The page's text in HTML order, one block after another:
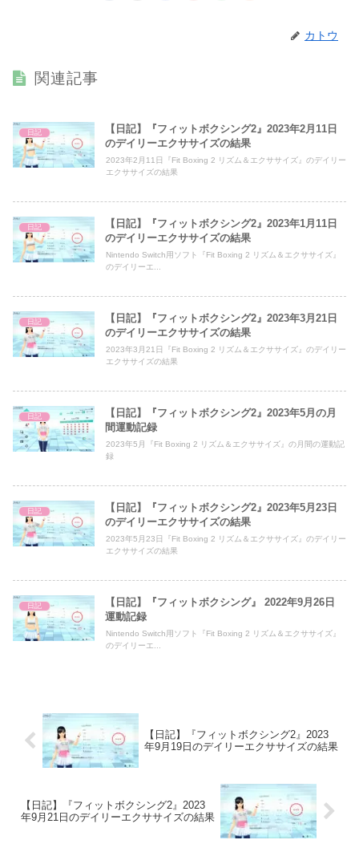
カトウ
関連記事
日記
【日記】『フィットボクシング2』2023年2月11日
のデイリーエクササイズの結果
2023年2月11日『Fit Boxing 2 リズム＆エクササイズ』のデイリー
エクササイズの結果
日記
【日記】『フィットボクシング2』2023年1月11日
のデイリーエクササイズの結果
Nintendo Switch用ソフト『Fit Boxing 2 リズム＆エクササイズ』
のデイリーエ...
日記
【日記】『フィットボクシング2』2023年3月21日
のデイリーエクササイズの結果
2023年3月21日『Fit Boxing 2 リズム＆エクササイズ』のデイリー
エクササイズの結果
日記
【日記】『フィットボクシング2』2023年5月の月
間運動記録
2023年5月『Fit Boxing 2 リズム＆エクササイズ』の月間の運動記
録
日記
【日記】『フィットボクシング2』2023年5月23日
のデイリーエクササイズの結果
2023年5月23日『Fit Boxing 2 リズム＆エクササイズ』のデイリー
エクササイズの結果
日記
【日記】『フィットボクシング』 2022年9月26日
運動記録
Nintendo Switch用ソフト『Fit Boxing 2 リズム＆エクササイズ』
のデイリーエ...
【日記】『フィットボクシング2』2023
年9月19日のデイリーエクササイズの結果
【日記】『フィットボクシング2』2023
年9月21日のデイリーエクササイズの結果